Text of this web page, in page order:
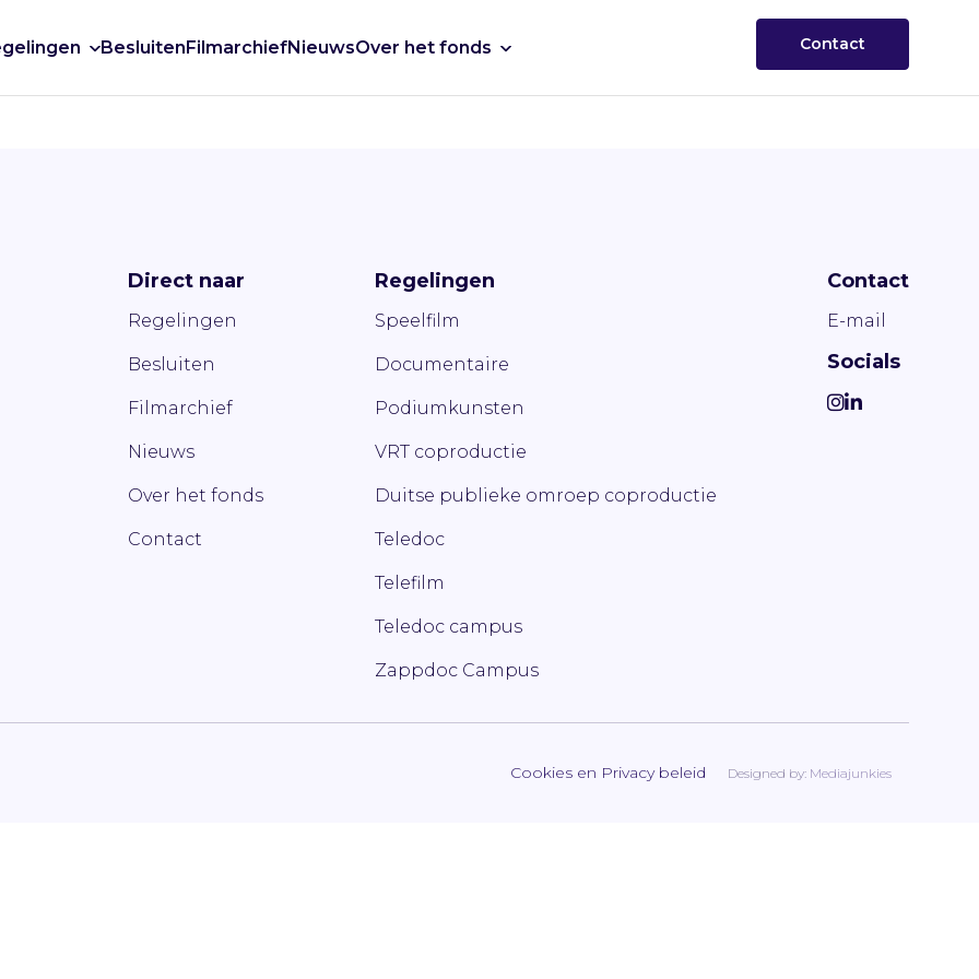
BesluitenFilmarchiefNieuwsOver het fonds Contact
Direct naar
Regelingen
Besluiten
Filmarchief
Nieuws
Over het fonds
Contact
Regelingen
Speelfilm
Documentaire
Podiumkunsten
VRT coproductie
Duitse publieke omroep coproductie
Teledoc
Telefilm
Teledoc campus
Zappdoc Campus
Contact
E-mail
Socials
Cookies en Privacy beleid Designed by: Mediajunkies